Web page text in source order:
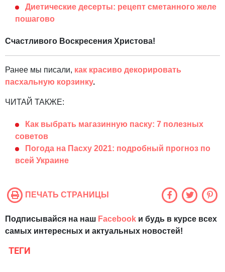
Диетические десерты: рецепт сметанного желе
пошагово
Счастливого Воскресения Христова!
Ранее мы писали, как красиво декорировать
пасхальную корзинку.
ЧИТАЙ ТАКЖЕ:
Как выбрать магазинную паску: 7 полезных
советов
Погода на Пасху 2021: подробный прогноз по
всей Украине
ПЕЧАТЬ СТРАНИЦЫ
Подписывайся на наш Facebook и будь в курсе всех
самых интересных и актуальных новостей!
ТЕГИ